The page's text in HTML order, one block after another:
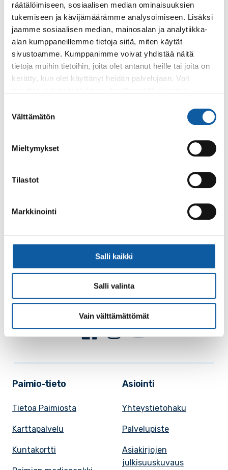
räätälöimiseen, sosiaalisen median ominaisuuksien
tukemiseen ja kävijämäärämme analysoimiseen. Lisäksi
jaamme sosiaalisen median, mainosalan ja analytiikka-
alan kumppaneillemme tietoja siitä, miten käytät
sivustoamme. Kumppanimme voivat yhdistää näitä
tietoja muihin tietoihin, joita olet antanut heille tai joita on
kerätty, kun olet käyttänyt heidän palvelujaan. Voit
valinta
Välttämätön
Mieltymykset
Tilastot
Markkinointi
Salli kaikki
Salli valinta
Vain välttämättömät
Takaisin tapahtumiin
Asiasanat
Kirjasto lukeminen runoilijat runopiiri runot
Postiosoite: PL 50, 21531 PAIMIO
Vaihde: (02) 474 511
paimio.kaupunki@paimio.fi
FacebookInstagramYoutube
Paimio-tieto
Tietoa Paimiosta
Karttapalvelu
Kuntakortti
Asiointi
Yhteystietohaku
Palvelupiste
Asiakirjojen
julkisuuskuvaus